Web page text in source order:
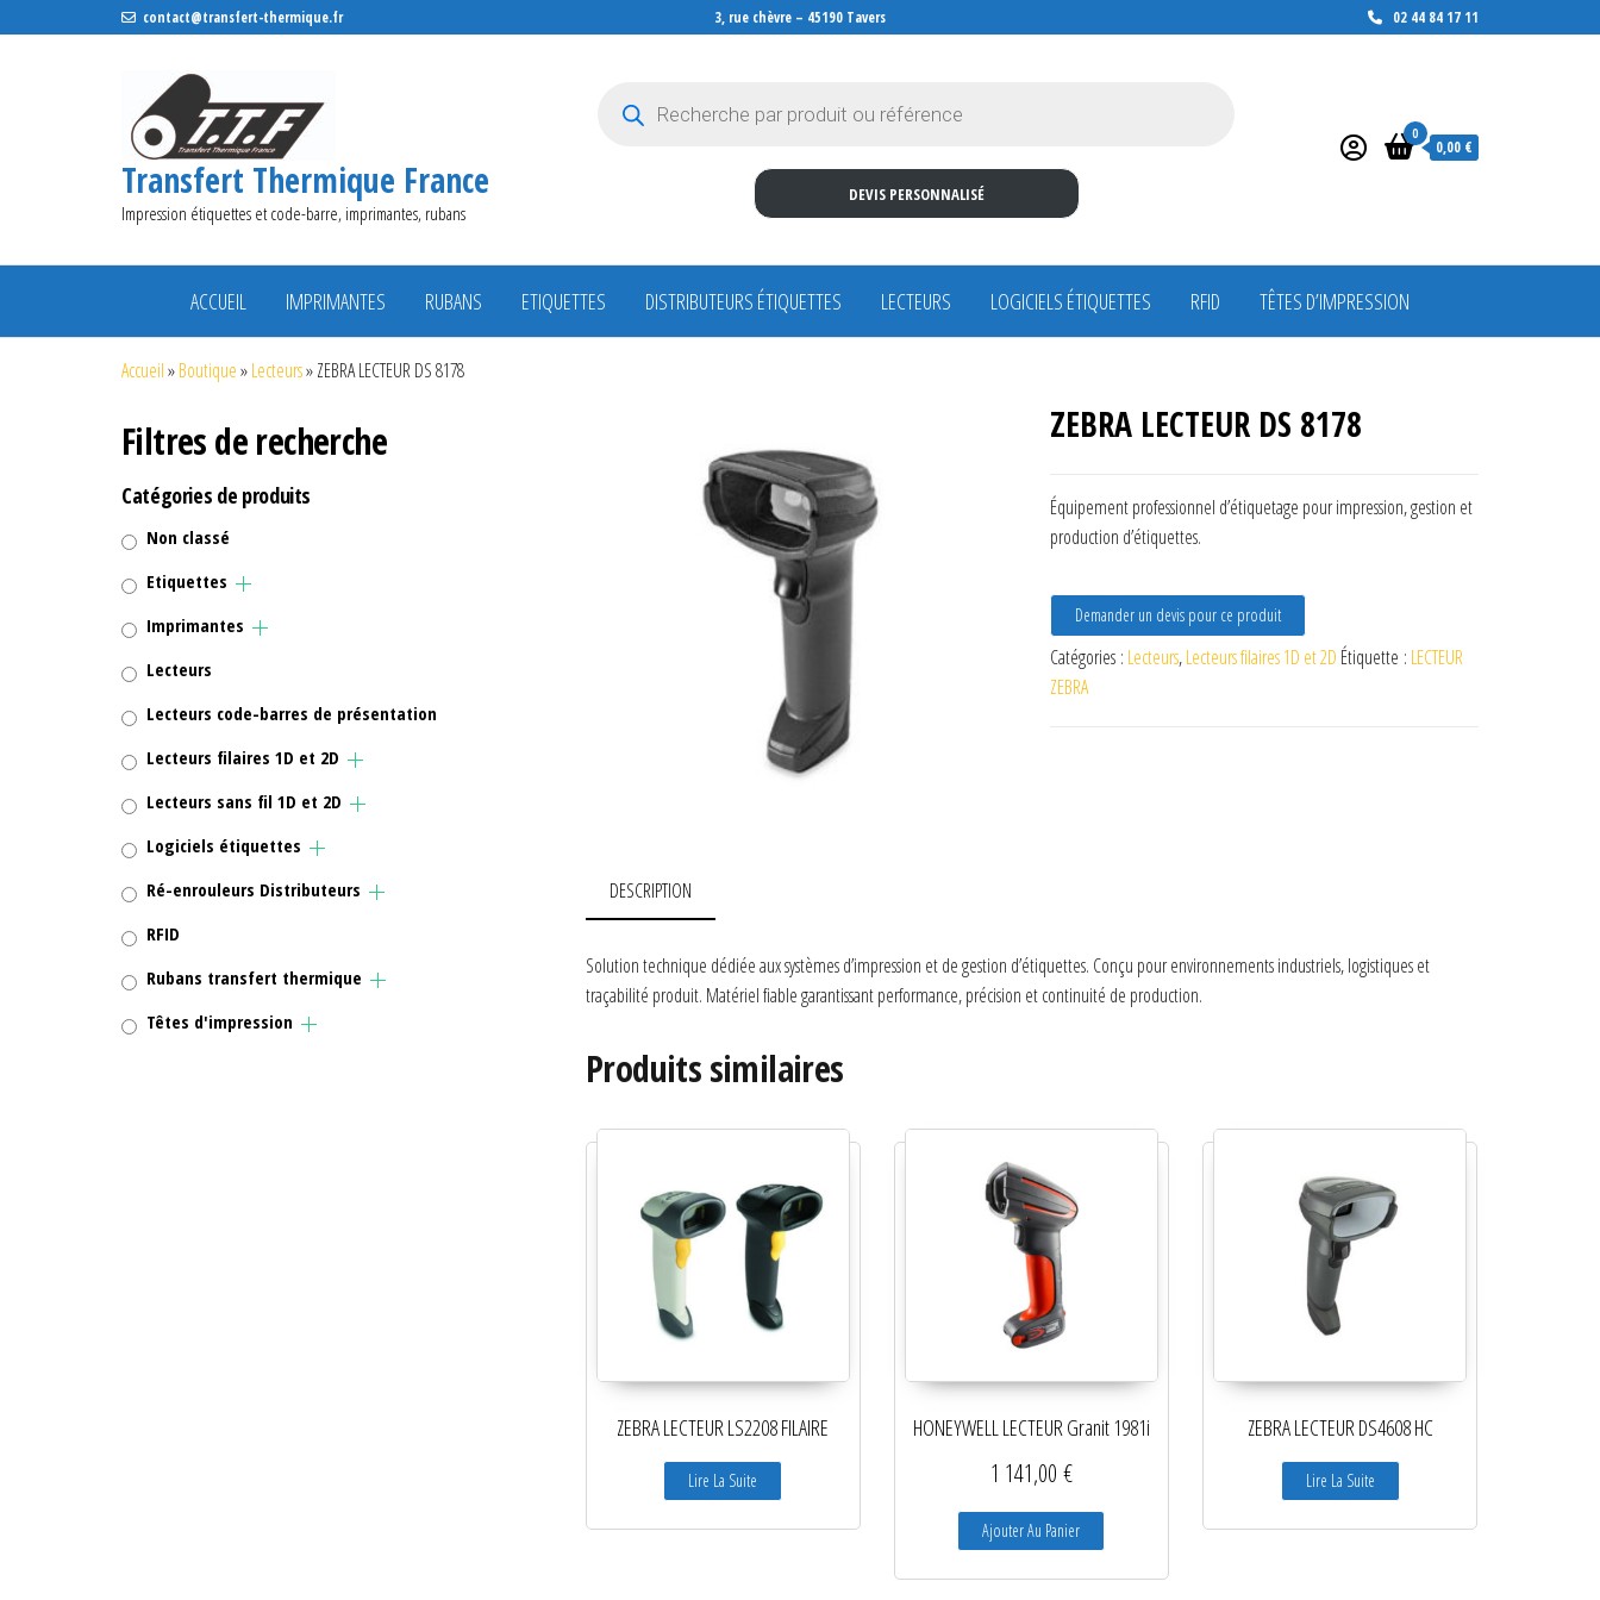
contact@transfert-thermique.fr 3, rue chèvre – 45190 Tavers 02 44 84 17 11
Transfert Thermique France
Impression étiquettes et code-barre, imprimantes, rubans
DEVIS PERSONNALISÉ
0
0,00 €
ACCUEIL IMPRIMANTES RUBANS ETIQUETTES DISTRIBUTEURS ÉTIQUETTES LECTEURS LOGICIELS ÉTIQUETTES RFID TÊTES D’IMPRESSION
Accueil»Boutique»Lecteurs»ZEBRA LECTEUR DS 8178
ZEBRA LECTEUR DS 8178
Équipement professionnel d’étiquetage pour impression, gestion et
production d’étiquettes.
Demander un devis pour ce produit
Catégories : Lecteurs,Lecteurs filaires 1D et 2D Étiquette : LECTEUR
ZEBRA
DESCRIPTION
Solution technique dédiée aux systèmes d’impression et de gestion d’étiquettes. Conçu pour environnements industriels, logistiques et
traçabilité produit. Matériel fiable garantissant performance, précision et continuité de production.
Produits similaires
ZEBRA LECTEUR LS2208 FILAIRE
Lire La Suite
HONEYWELL LECTEUR Granit 1981i
1 141,00 €
Ajouter Au Panier
ZEBRA LECTEUR DS4608 HC
Lire La Suite
Filtres de recherche
Catégories de produits
Non classé
Etiquettes
Imprimantes
Lecteurs
Lecteurs code-barres de présentation
Lecteurs filaires 1D et 2D
Lecteurs sans fil 1D et 2D
Logiciels étiquettes
Ré-enrouleurs Distributeurs
RFID
Rubans transfert thermique
Têtes d'impression